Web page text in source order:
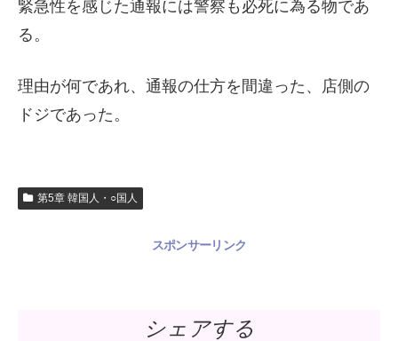
緊急性を感じた通報には警察も必死に為る物であ
る。
理由が何であれ、通報の仕方を間違った、店側の
ドジであった。
第5章 韓国人・○国人
スポンサーリンク
シェアする